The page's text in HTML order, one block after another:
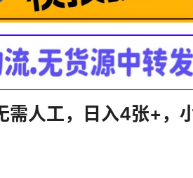
人工，日入4张+，